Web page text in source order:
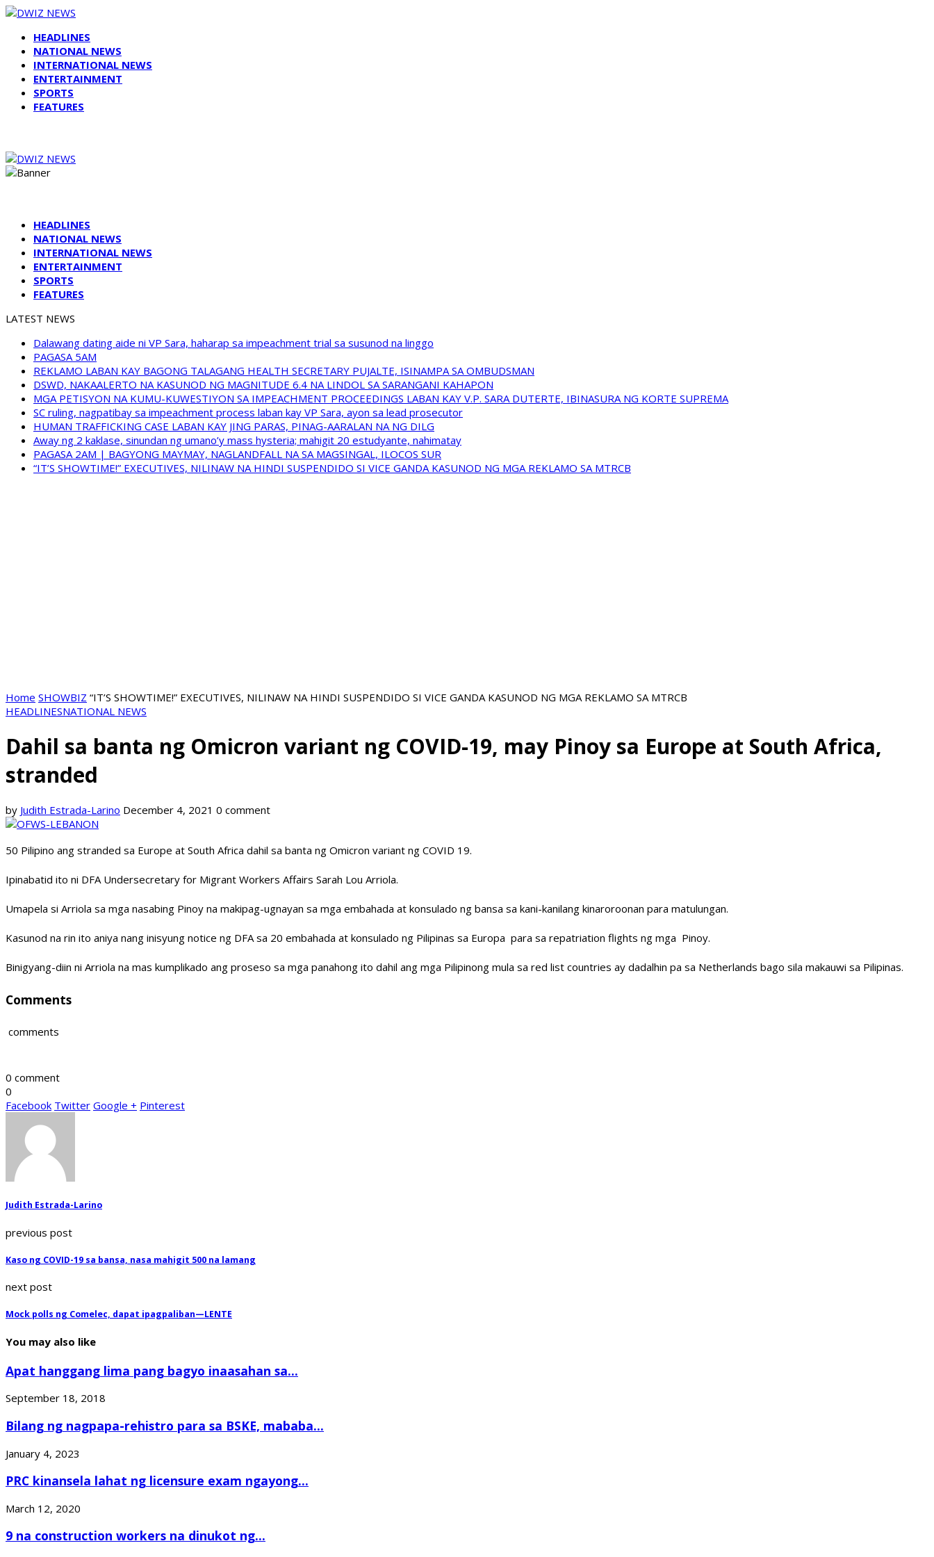
HEADLINES
NATIONAL NEWS
INTERNATIONAL NEWS
ENTERTAINMENT
SPORTS
FEATURES
HEADLINES
NATIONAL NEWS
INTERNATIONAL NEWS
ENTERTAINMENT
SPORTS
FEATURES
LATEST NEWS
Dalawang dating aide ni VP Sara, haharap sa impeachment trial sa susunod na linggo
PAGASA 5AM
REKLAMO LABAN KAY BAGONG TALAGANG HEALTH SECRETARY PUJALTE, ISINAMPA SA OMBUDSMAN
DSWD, NAKAALERTO NA KASUNOD NG MAGNITUDE 6.4 NA LINDOL SA SARANGANI KAHAPON
MGA PETISYON NA KUMU-KUWESTIYON SA IMPEACHMENT PROCEEDINGS LABAN KAY V.P. SARA DUTERTE, IBINASURA NG KORTE SUPREMA
SC ruling, nagpatibay sa impeachment process laban kay VP Sara, ayon sa lead prosecutor
HUMAN TRAFFICKING CASE LABAN KAY JING PARAS, PINAG-AARALAN NA NG DILG
Away ng 2 kaklase, sinundan ng umano’y mass hysteria; mahigit 20 estudyante, nahimatay
PAGASA 2AM | BAGYONG MAYMAY, NAGLANDFALL NA SA MAGSINGAL, ILOCOS SUR
“IT’S SHOWTIME!” EXECUTIVES, NILINAW NA HINDI SUSPENDIDO SI VICE GANDA KASUNOD NG MGA REKLAMO SA MTRCB
Home SHOWBIZ “IT’S SHOWTIME!” EXECUTIVES, NILINAW NA HINDI SUSPENDIDO SI VICE GANDA KASUNOD NG MGA REKLAMO SA MTRCB
HEADLINESNATIONAL NEWS
Dahil sa banta ng Omicron variant ng COVID-19, may Pinoy sa Europe at South Africa,
stranded
by Judith Estrada-Larino December 4, 2021 0 comment
50 Pilipino ang stranded sa Europe at South Africa dahil sa banta ng Omicron variant ng COVID 19.
Ipinabatid ito ni DFA Undersecretary for Migrant Workers Affairs Sarah Lou Arriola.
Umapela si Arriola sa mga nasabing Pinoy na makipag-ugnayan sa mga embahada at konsulado ng bansa sa kani-kanilang kinaroroonan para matulungan.
Kasunod na rin ito aniya nang inisyung notice ng DFA sa 20 embahada at konsulado ng Pilipinas sa Europa para sa repatriation flights ng mga Pinoy.
Binigyang-diin ni Arriola na mas kumplikado ang proseso sa mga panahong ito dahil ang mga Pilipinong mula sa red list countries ay dadalhin pa sa Netherlands bago sila makauwi sa Pilipinas.
Comments
comments
0 comment
0
Facebook Twitter Google + Pinterest
Judith Estrada-Larino
previous post
Kaso ng COVID-19 sa bansa, nasa mahigit 500 na lamang
next post
Mock polls ng Comelec, dapat ipagpaliban—LENTE
You may also like
Apat hanggang lima pang bagyo inaasahan sa...
September 18, 2018
Bilang ng nagpapa-rehistro para sa BSKE, mababa...
January 4, 2023
PRC kinansela lahat ng licensure exam ngayong...
March 12, 2020
9 na construction workers na dinukot ng...